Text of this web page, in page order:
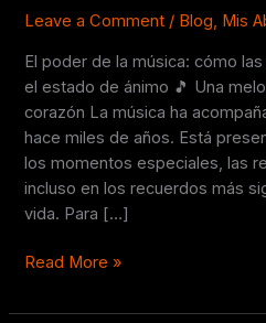
Leave a Comment / Blog, Mis
El poder de la música: cómo
el estado de ánimo 🎵 Una
corazón La música ha
hace miles de años. Está
los momentos especiales, las
incluso en los recuerdos más
vida. Para […]
las
pueden
mejorar
el
estado
de
ánimo
🎵
Read More »